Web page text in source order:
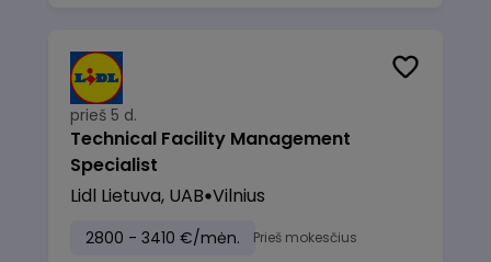
prieš 5 d.
Technical Facility Management
Specialist
Lidl Lietuva, UAB Vilnius
2800 - 3410 €/mėn. Prieš mokesčius